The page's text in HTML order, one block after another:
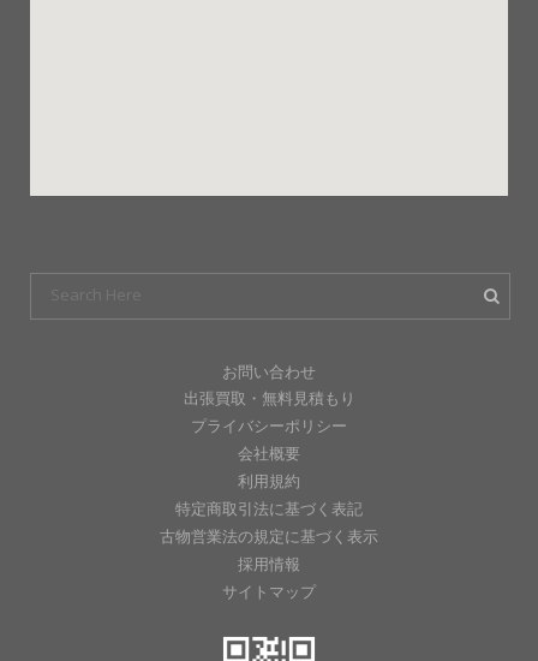
お問い合わせ
出張買取・無料見積もり
プライバシーポリシー
会社概要
利用規約
特定商取引法に基づく表記
古物営業法の規定に基づく表示
採用情報
サイトマップ